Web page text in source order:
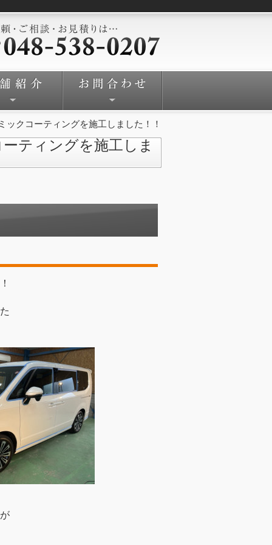
ックコーティングを施工しました！！
ティングを施工しま